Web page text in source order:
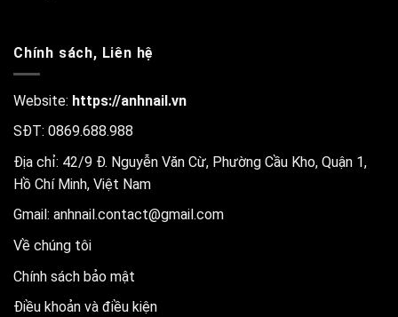
Chính sách, Liên hệ
Website: https://anhnail.vn
SĐT: 0869.688.988
Địa chỉ: 42/9 Đ. Nguyễn Văn Cừ, Phường Cầu Kho, Quận 1,
Hồ Chí Minh, Việt Nam
Gmail: anhnail.contact@gmail.com
Về chúng tôi
Chính sách bảo mật
Điều khoản và điều kiện